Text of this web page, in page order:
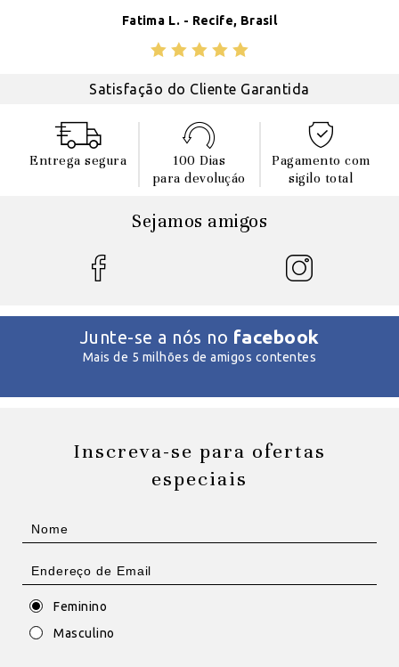
Fatima L. - Recife, Brasil
Satisfação do Cliente Garantida
Entrega segura
100 Dias
para devoluçáo
Pagamento com
sigilo total
Sejamos amigos
Junte-se a nós no facebook
Mais de 5 milhões de amigos contentes
Inscreva-se para ofertas
especiais
Feminino
Masculino